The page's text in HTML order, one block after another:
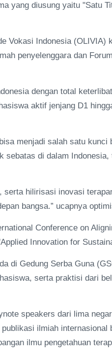
yang diusung yaitu "Satu
Vokasi Indonesia (OLIVIA)
penyelenggara dan
dengan total
aktif jenjang D1
menjadi salah satu kunci
sebatas di dalam
serta hilirisasi inovasi
bangsa.” ucapnya
Conference on
Innovation for
di Gedung Serba Guna
serta praktisi dari
speakers dari lima
ilmiah internasional
ilmu pengetahuan